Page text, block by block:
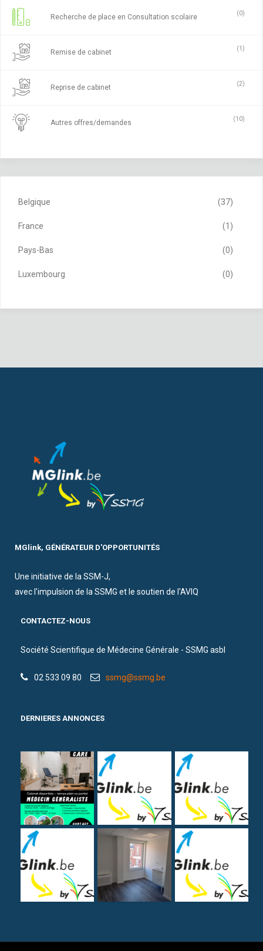
Recherche de place en Consultation scolaire (0)
Remise de cabinet (1)
Reprise de cabinet (2)
Autres offres/demandes (10)
Belgique (37)
France (1)
Pays-Bas (0)
Luxembourg (0)
MGlink, GÉNÉRATEUR D'OPPORTUNITÉS
Une initiative de la SSM-J,
avec l'impulsion de la SSMG et le soutien de l'AVIQ
CONTACTEZ-NOUS
Société Scientifique de Médecine Générale - SSMG asbl
02 533 09 80 ssmg@ssmg.be
DERNIERES ANNONCES